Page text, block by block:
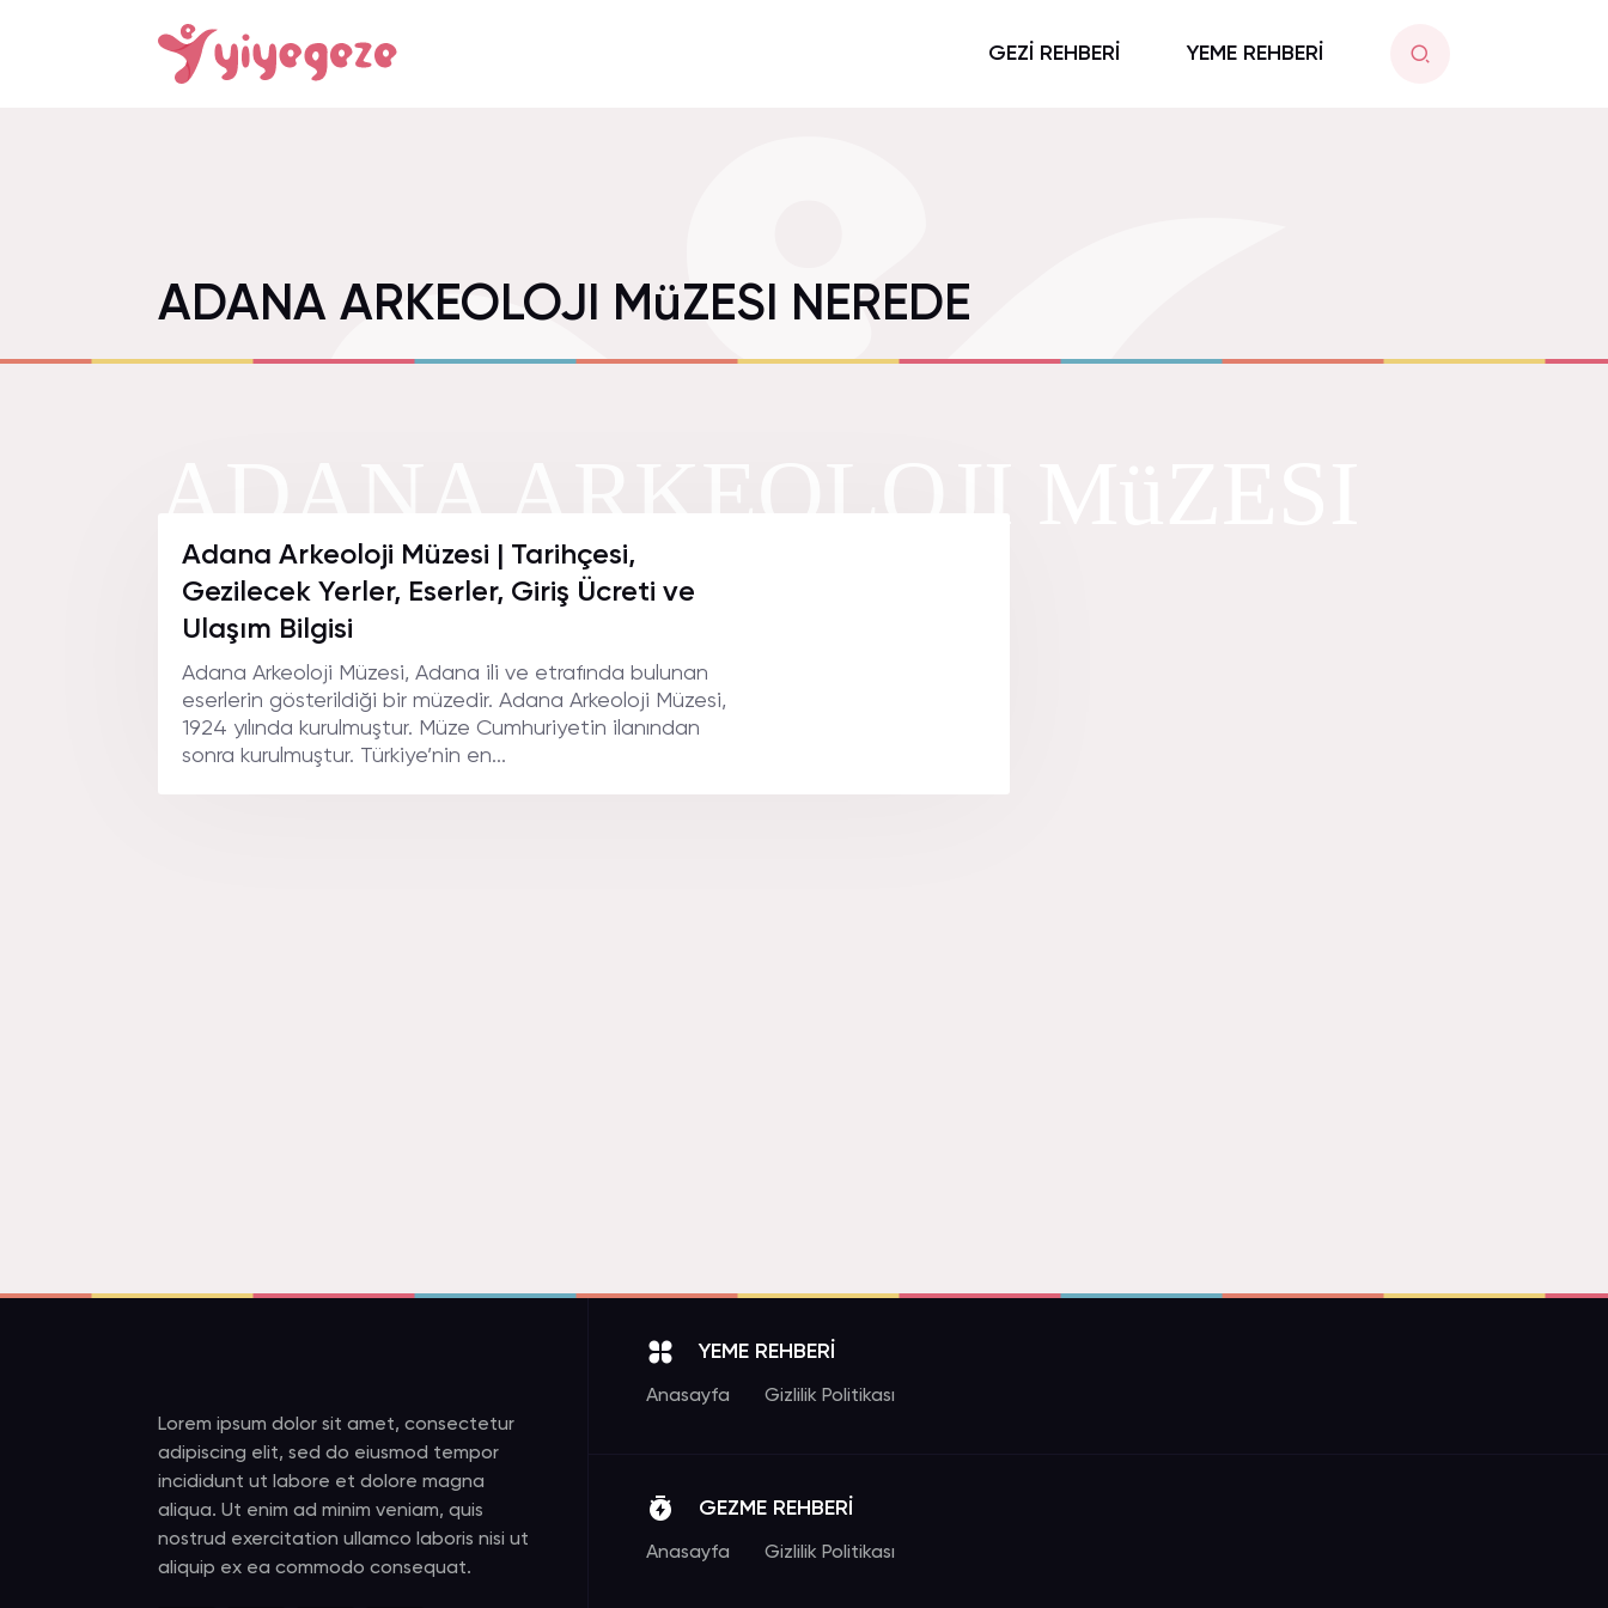
GEZİ REHBERİ YEME REHBERİ
ADANA ARKEOLOJI MüZESI NEREDE
NEREDE.
Adana Arkeoloji Müzesi | Tarihçesi,
Gezilecek Yerler, Eserler, Giriş Ücreti ve
Ulaşım Bilgisi
Adana Arkeoloji Müzesi, Adana ili ve etrafında bulunan
eserlerin gösterildiği bir müzedir. Adana Arkeoloji Müzesi,
1924 yılında kurulmuştur. Müze Cumhuriyetin ilanından
sonra kurulmuştur. Türkiye’nin en...
Lorem ipsum dolor sit amet, consectetur
adipiscing elit, sed do eiusmod tempor
incididunt ut labore et dolore magna
aliqua. Ut enim ad minim veniam, quis
nostrud exercitation ullamco laboris nisi ut
aliquip ex ea commodo consequat.
YEME REHBERİ
Anasayfa Gizlilik Politikası
GEZME REHBERİ
Anasayfa Gizlilik Politikası